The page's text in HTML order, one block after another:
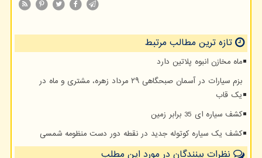
تازه ترین مطالب مرتبط
ماه مخازن انبوه پلاتین دارد
بزم سیارات در آسمان صبحگاهی ۲۹ مرداد زهره، مشتری و ماه در
یک قاب
کشف سیاره ای 35 برابر زمین
کشف یک سیاره کوتوله جدید در نقطه دور دست منظومه شمسی
نظرات بینندگان در مورد این مطلب